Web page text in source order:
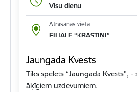
Visu dienu
Atrašanās vieta
FILIĀLĒ “KRASTIŅI”
Jaungada Kvests
Tiks spēlēts “Jaungada Kvests”,
āķīgiem uzdevumiem.